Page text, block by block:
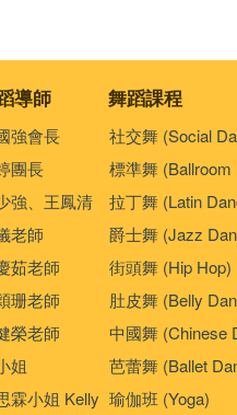
導師 舞蹈課程
強會長
團長
強、王鳳清
老師
茹老師
珊老師
榮老師
姐
霖小姐 Kelly
社交舞 (Social
標準舞 (Ballroom
拉丁舞 (Latin
爵士舞 (Jazz
街頭舞 (Hip Hop)
肚皮舞 (Belly
中國舞 (Chinese
芭蕾舞 (Ballet
瑜伽班 (Yoga)